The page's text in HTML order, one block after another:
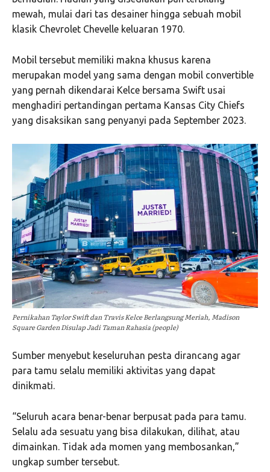
mewah, mulai dari tas desainer hingga sebuah mobil
klasik Chevrolet Chevelle keluaran 1970.
Mobil tersebut memiliki makna khusus karena
merupakan model yang sama dengan mobil convertible
yang pernah dikendarai Kelce bersama Swift usai
menghadiri pertandingan pertama Kansas City Chiefs
yang disaksikan sang penyanyi pada September 2023.
Pernikahan Taylor Swift dan Travis Kelce Berlangsung Meriah, Madison
Square Garden Disulap Jadi Taman Rahasia (people)
Sumber menyebut keseluruhan pesta dirancang agar
para tamu selalu memiliki aktivitas yang dapat
dinikmati.
“Seluruh acara benar-benar berpusat pada para tamu.
Selalu ada sesuatu yang bisa dilakukan, dilihat, atau
dimainkan. Tidak ada momen yang membosankan,”
ungkap sumber tersebut.